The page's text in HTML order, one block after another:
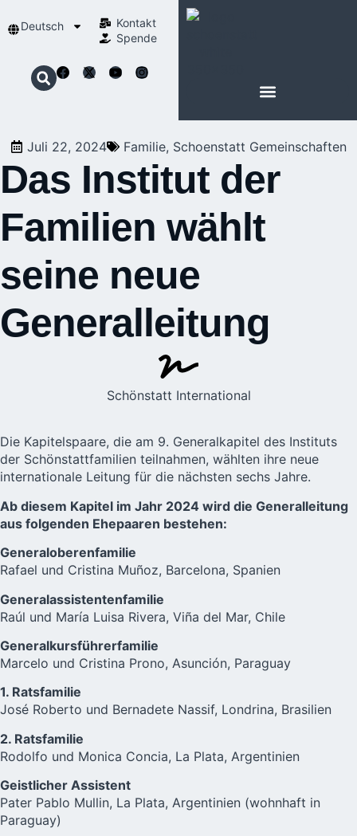
Deutsch
Kontakt
Spende
Juli 22, 2024 Familie, Schoenstatt Gemeinschaften
Das Institut der
Familien wählt
seine neue
Generalleitung
Schönstatt International
Die Kapitelspaare, die am 9. Generalkapitel des Instituts
der Schönstattfamilien teilnahmen, wählten ihre neue
internationale Leitung für die nächsten sechs Jahre.
Ab diesem Kapitel im Jahr 2024 wird die Generalleitung
aus folgenden Ehepaaren bestehen:
Generaloberenfamilie
Rafael und Cristina Muñoz, Barcelona, Spanien
Generalassistentenfamilie
Raúl und María Luisa Rivera, Viña del Mar, Chile
Generalkursführerfamilie
Marcelo und Cristina Prono, Asunción, Paraguay
1. Ratsfamilie
José Roberto und Bernadete Nassif, Londrina, Brasilien
2. Ratsfamilie
Rodolfo und Monica Concia, La Plata, Argentinien
Geistlicher Assistent
Pater Pablo Mullin, La Plata, Argentinien (wohnhaft in
Paraguay)